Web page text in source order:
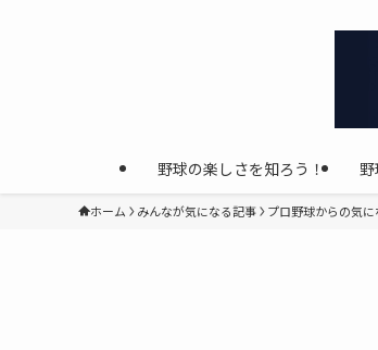
野球の楽しさを知ろう！
ホーム みんなが気になる記事 プロ野球からの気に